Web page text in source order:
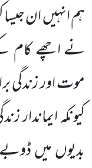
ہم انہیںان
نے اچھے کام
موت اور زندگی
کیونکہ ایماندار
بدیوںمیں